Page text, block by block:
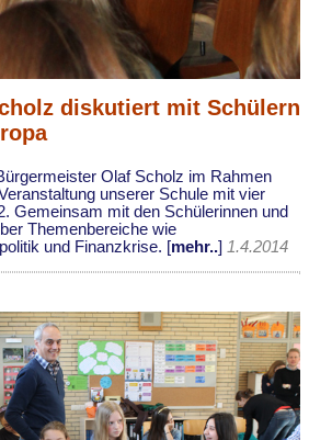
diskutiert mit Schülern
Olaf Scholz im Rahmen
unserer Schule mit vier
Gemeinsam mit den Schülerinnen und
Themenbereiche wie
und Finanzkrise. [mehr..] 1.4.2014